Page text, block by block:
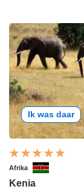
Ik was daar
Afrika
Kenia